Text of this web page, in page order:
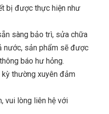
bị được thực hiện như
sàng bảo trì, sửa chữa
nước, sản phẩm sẽ được
báo hư hỏng.
thường xuyên đảm
vui lòng liên hệ với